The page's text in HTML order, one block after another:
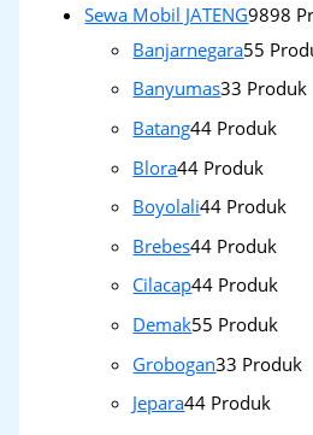
Sewa Mobil JATENG9898
Banjarnegara55
Banyumas33 Produk
Batang44 Produk
Blora44 Produk
Boyolali44 Produk
Brebes44 Produk
Cilacap44 Produk
Demak55 Produk
Grobogan33 Produk
Jepara44 Produk